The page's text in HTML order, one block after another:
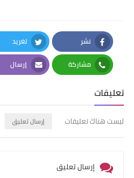
نشر
Facebook
تغريد
Twitter
مشاركة
Whatsapp
إرسال
Email
تعليقات
ليست هناك تعليقات إرسال تعليق
إرسال تعليق